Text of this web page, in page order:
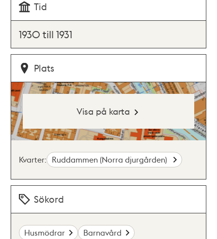
Tid
1930 till 1931
Plats
Visa på karta
Kvarter: Ruddammen (Norra djurgården)
Sökord
Husmödrar
Barnavård